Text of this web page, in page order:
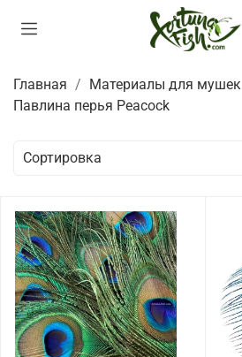
Главная Материалы для мушек
Павлина перья Peacock